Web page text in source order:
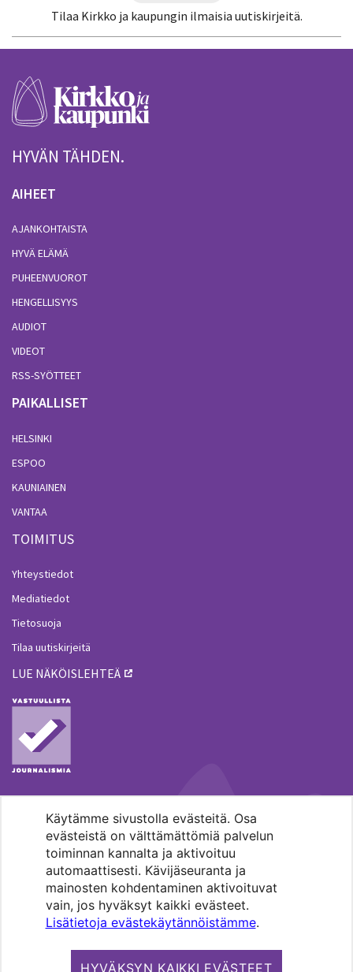
Käytämme sivustolla evästeitä. Osa
evästeistä on välttämättömiä palvelun
toiminnan kannalta ja aktivoituu
automaattisesti. Kävijäseuranta ja
mainosten kohdentaminen aktivoituvat
vain, jos hyväksyt kaikki evästeet.
Lisätietoja evästekäytännöistämme.
HYVÄKSYN KAIKKI EVÄSTEET
Tilaa Kirkko ja kaupungin ilmaisia uutiskirjeitä.
HYVÄN TÄHDEN.
AIHEET
AJANKOHTAISTA
HYVÄ ELÄMÄ
PUHEENVUOROT
HENGELLISYYS
AUDIOT
VIDEOT
RSS-SYÖTTEET
PAIKALLISET
HELSINKI
ESPOO
KAUNIAINEN
VANTAA
TOIMITUS
Yhteystiedot
Mediatiedot
Tietosuoja
Tilaa uutiskirjeitä
LUE NÄKÖISLEHTEÄ
MENOHAKU
Pääkaupunkiseudun evankelis-
luterilaisten seurakuntien media.